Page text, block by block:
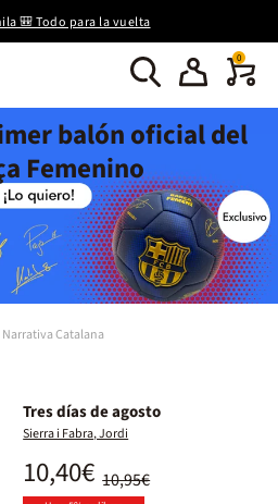
🎒 Todo para la vuelta
0
balón oficial del
Femenino
Narrativa Catalana
Tres días de agosto
Sierra i Fabra, Jordi
10,95€
10,40€